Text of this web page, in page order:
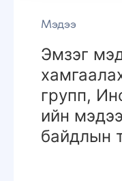
Мэдээ
Эмзэг
групп,
ийн
байдлын